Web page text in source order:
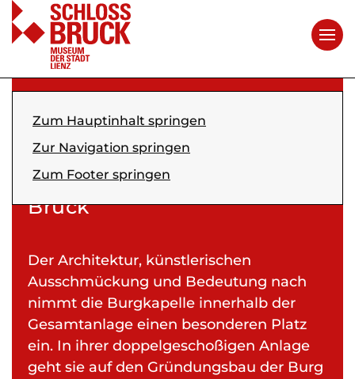
Zum Hauptinhalt springen
Zur Navigation springen
Zum Footer springen
Kapelle zur Allerheiligsten
Dreifaltigkeit auf Schloss
Bruck
Der Architektur, künstlerischen
Ausschmückung und Bedeutung nach
nimmt die Burgkapelle innerhalb der
Gesamtanlage einen besonderen Platz
ein. In ihrer doppelgeschoßigen Anlage
geht sie auf den Gründungsbau der Burg